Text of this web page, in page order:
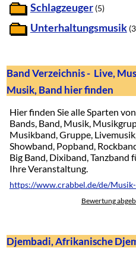
Schlagzeuger (5)
Unterhaltungsmusik
Band Verzeichnis -  Live,
Musik, Band hier finden
Hier finden Sie alle Sparten von
Bands, Band, Musik,
Musikband, Gruppe,
Showband, Popband,
Big Band, Dixiband, Tanzband
Ihre Veranstaltung.
https://www.crabbel.de/de/
Bewertung
Djembadi, Afrikanische